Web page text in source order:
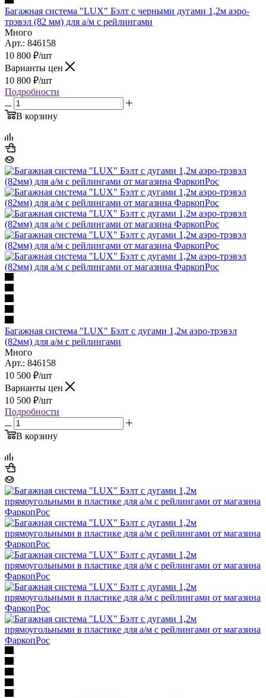
Багажная система "LUX" Бэлт с черными дугами 1,2м аэро-
трэвэл (82 мм) для а/м с рейлингами
Много
Арт.: 846158
10 800 ₽/шт
Варианты цен
10 800 ₽/шт
Подробности
В корзину
Багажная система "LUX" Бэлт с дугами 1,2м аэро-трэвэл
(82мм) для а/м с рейлингами
Много
Арт.: 846158
10 500 ₽/шт
Варианты цен
10 500 ₽/шт
Подробности
В корзину